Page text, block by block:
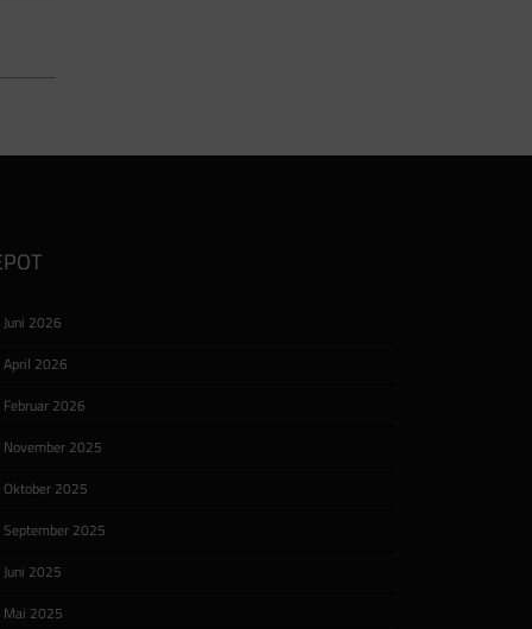
Juni 2026
April 2026
Februar 2026
November 2025
Oktober 2025
September 2025
Juni 2025
Mai 2025